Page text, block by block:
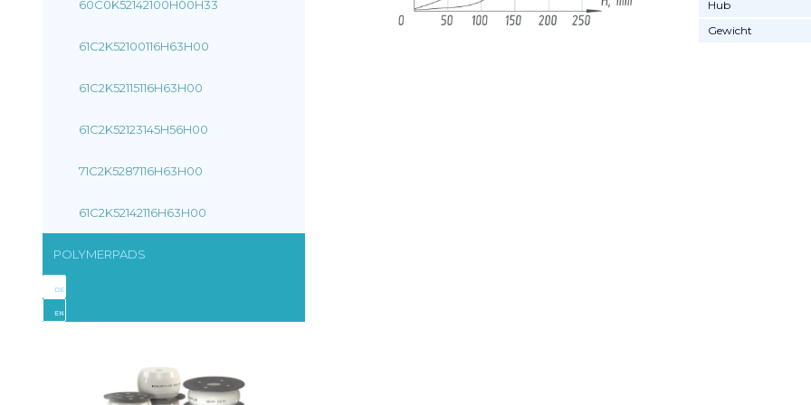
60C0K52142100H00H33
61C2K52100116H63H00
61C2K52115116H63H00
61C2K52123145H56H00
71C2K5287116H63H00
61C2K52142116H63H00
POLYMERPADS
Hub
Gewicht